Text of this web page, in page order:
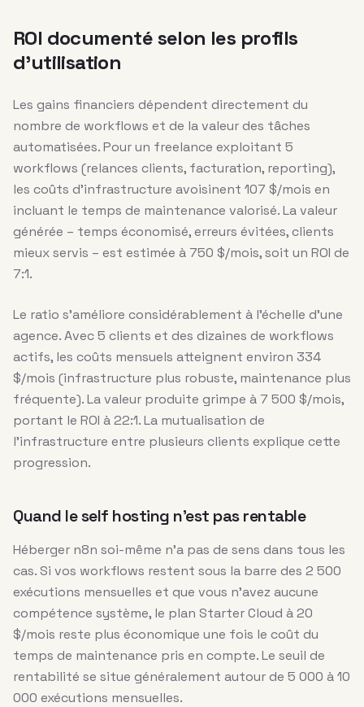
ROI documenté selon les profils
d’utilisation
Les gains financiers dépendent directement du
nombre de workflows et de la valeur des tâches
automatisées. Pour un freelance exploitant 5
workflows (relances clients, facturation, reporting),
les coûts d’infrastructure avoisinent 107 $/mois en
incluant le temps de maintenance valorisé. La valeur
générée – temps économisé, erreurs évitées, clients
mieux servis – est estimée à 750 $/mois, soit un ROI de
7:1.
Le ratio s’améliore considérablement à l’échelle d’une
agence. Avec 5 clients et des dizaines de workflows
actifs, les coûts mensuels atteignent environ 334
$/mois (infrastructure plus robuste, maintenance plus
fréquente). La valeur produite grimpe à 7 500 $/mois,
portant le ROI à 22:1. La mutualisation de
l’infrastructure entre plusieurs clients explique cette
progression.
Quand le self hosting n’est pas rentable
Héberger n8n soi-même n’a pas de sens dans tous les
cas. Si vos workflows restent sous la barre des 2 500
exécutions mensuelles et que vous n’avez aucune
compétence système, le plan Starter Cloud à 20
$/mois reste plus économique une fois le coût du
temps de maintenance pris en compte. Le seuil de
rentabilité se situe généralement autour de 5 000 à 10
000 exécutions mensuelles.